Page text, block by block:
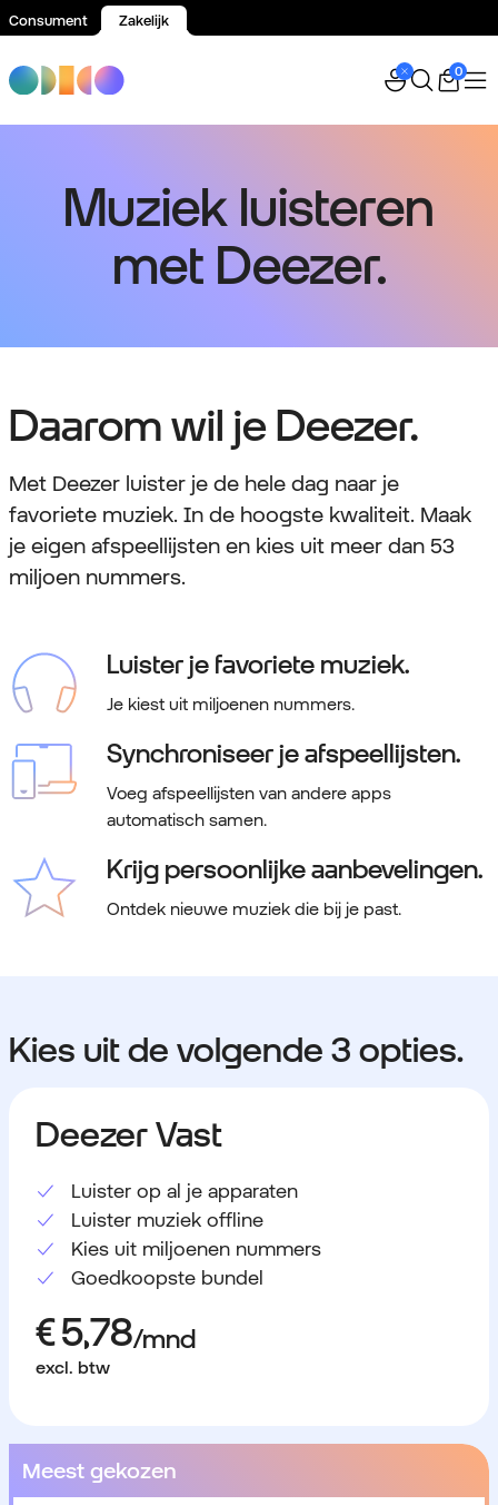
Consument Zakelijk
0
Muziek luisteren
met Deezer.
Daarom wil je Deezer.
Met Deezer luister je de hele dag naar je
favoriete muziek. In de hoogste kwaliteit. Maak
je eigen afspeellijsten en kies uit meer dan 53
miljoen nummers.
Luister je favoriete muziek.
Je kiest uit miljoenen nummers.
Synchroniseer je afspeellijsten.
Voeg afspeellijsten van andere apps
automatisch samen.
Krijg persoonlijke aanbevelingen.
Ontdek nieuwe muziek die bij je past.
Kies uit de volgende 3 opties.
Deezer Vast
Luister op al je apparaten
Luister muziek offline
Kies uit miljoenen nummers
Goedkoopste bundel
excl. btw
Meest gekozen